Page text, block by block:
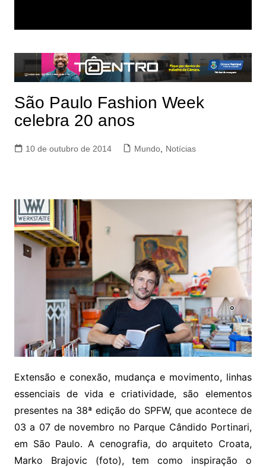
São Paulo Fashion Week
celebra 20 anos
10 de outubro de 2014 Mundo, Notícias
Extensão e conexão, mudança e movimento, linhas
essenciais de vida e criatividade, são elementos
presentes na 38ª edição do SPFW, que acontece de
03 a 07 de novembro no Parque Cândido Portinari,
em São Paulo. A cenografia, do arquiteto Croata,
Marko Brajovic (foto), tem como inspiração o